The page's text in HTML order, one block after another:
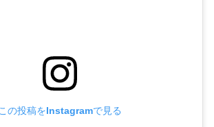
の投稿をInstagramで見る